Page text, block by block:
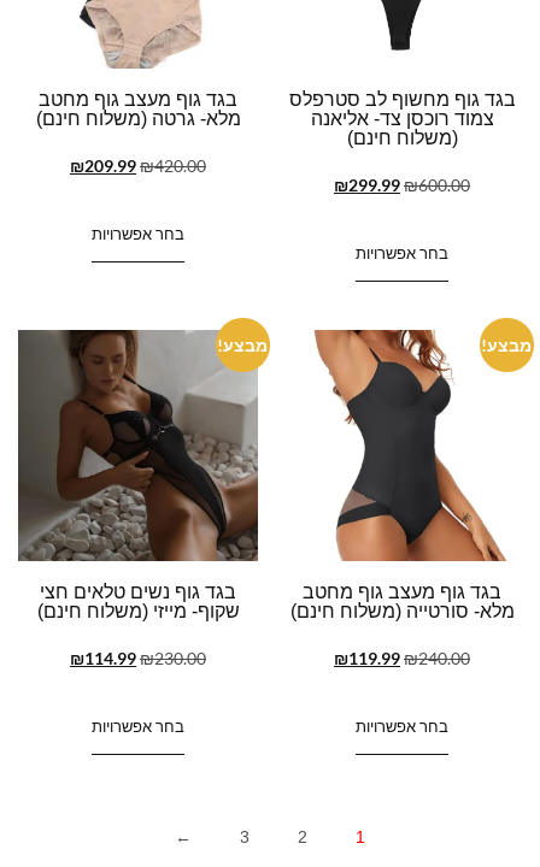
בגד גוף מחשוף לב סטרפלס
צמוד רוכסן צד- אליאנה
(משלוח חינם)
₪600.00
₪299.99
בחר אפשרויות
בגד גוף מעצב גוף מחטב
מלא- גרטה (משלוח חינם)
₪420.00
₪209.99
בחר אפשרויות
מבצע!
בגד גוף מעצב גוף מחטב
מלא- סורטייה (משלוח חינם)
₪240.00
₪119.99
בחר אפשרויות
מבצע!
בגד גוף נשים טלאים חצי
שקוף- מייזי (משלוח חינם)
₪230.00
₪114.99
בחר אפשרויות
1
2
3
←